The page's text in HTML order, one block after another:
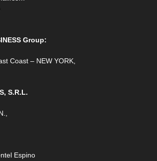
Group:
Coast – NEW YORK,
S.R.L.
Espino